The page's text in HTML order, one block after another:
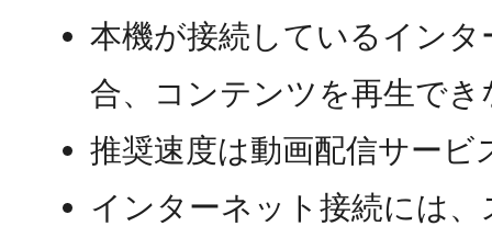
本機が接続しているイン
合、コンテンツを再生で
推奨速度は動画配信サー
インターネット接続には